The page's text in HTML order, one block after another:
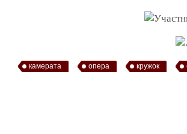
камерата опера кружок